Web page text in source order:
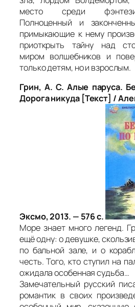
место среди
Полноценный и
примыкающие к нему
приоткрыть тайну над
миром волшебников и
только детям, но и взрослым.
Грин, А. С. Алые паруса.
Дорога никуда [Текст] /
Эксмо, 2013. — 576 с.
Море знает много легенд.
ещё одну: о девушке,
по бальной зале, и о
честь. Того, кто ступил на
ожидала особенная судьба…
Замечательный русский
романтик в своих